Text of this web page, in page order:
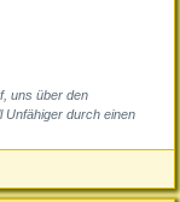
uns über den
Unfähiger durch einen